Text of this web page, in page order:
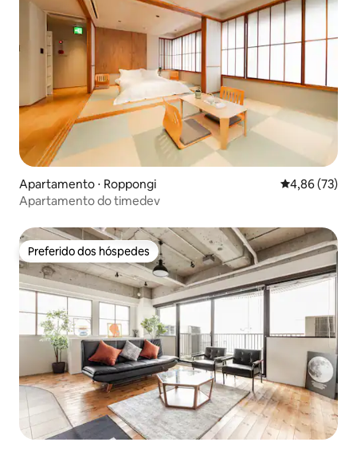
の窓は左右それぞれ約10cmまでしか開け
られません。 換気用としてご利用いただ
けるほか、室内には換気扇も設置されて
います。 【ご宿泊時の注意事項】 * 室内
では靴を脱いでお過ごしください。 * 玄
関は暗証番号式です。暗証番号は適切に
管理し、第三者には知らせないでくださ
い。 * 室内および建物の共用部分は全面
禁煙です。 * 大声での会話、騒音、走
る・跳ぶなどの行為はご遠慮ください。 *
キッチンは簡単な調理に限りご利用いた
る調理はお控えください。 * 室内設備や
備品を汚したり、破損したりしないよう
ト時に大量のゴミを残さないでくださ
い。 * 実際の宿泊人数が予約時の申告人
数を超えた場合、追加料金を請求いたし
ます。 * すべての宿泊者は有効な身分証
明書を提出する必要があります。 * 身分
証明書を提出できない方はご宿泊いただ
けません。 * 近隣への迷惑行為や施設運
営に支障をきたす行為が確認された場
合、警察へ通報し、退室をお願いする場
合があります。 * 延泊をご希望の場合
は、必ず事前にお支払いください。 * 入
金確認後に延泊が正式に成立します。 *
口頭での約束は無効となり、後払いには
対応しておりません。 15泊以上ご宿泊の
Apartamento ⋅ Roppongi 4,86 de uma
4,86 (73)
Apartamento do timedev
Preferido dos hóspedes
Preferido dos hóspedes